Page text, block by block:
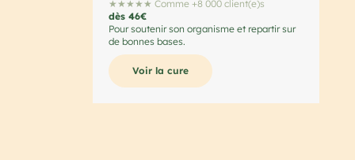
★★★★★ Comme +8 000 client(e)s
dès 46€
Pour soutenir son organisme et repartir sur
de bonnes bases.
Voir la cure